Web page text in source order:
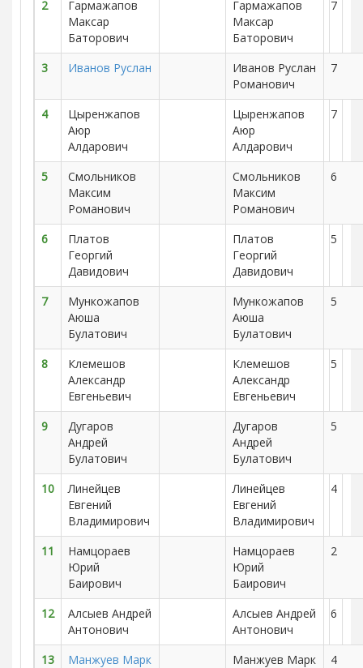
2
Гармажапов
Максар
Баторович
Гармажапов
Максар
Баторович
7
3 Иванов Руслан
Иванов Руслан
Романович
7
4
Цыренжапов
Аюр
Алдарович
Цыренжапов
Аюр
Алдарович
7
5
Смольников
Максим
Романович
Смольников
Максим
Романович
6
6
Платов
Георгий
Давидович
Платов
Георгий
Давидович
5
7
Мункожапов
Аюша
Булатович
Мункожапов
Аюша
Булатович
5
8
Клемешов
Александр
Евгеньевич
Клемешов
Александр
Евгеньевич
5
9
Дугаров
Андрей
Булатович
Дугаров
Андрей
Булатович
5
10
Линейцев
Евгений
Владимирович
Линейцев
Евгений
Владимирович
4
11
Намцораев
Юрий
Баирович
Намцораев
Юрий
Баирович
2
12
Алсыев Андрей
Антонович
Алсыев Андрей
Антонович
6
13
Манжуев Марк
Манжуев Марк
4